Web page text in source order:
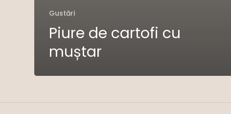
Gustări
Piure de cartofi cu
muștar